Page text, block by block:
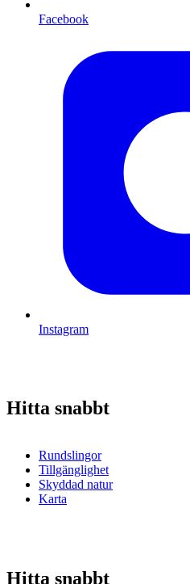
Facebook
Instagram
Hitta snabbt
Rundslingor
Tillgänglighet
Skyddad natur
Karta
Hitta snabbt